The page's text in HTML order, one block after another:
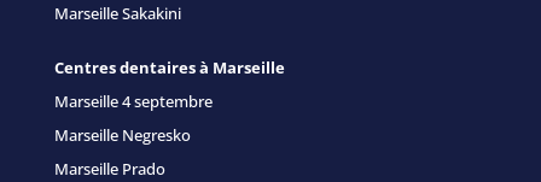
Marseille Sakakini
Centres dentaires à Marseille
Marseille 4 septembre
Marseille Negresko
Marseille Prado